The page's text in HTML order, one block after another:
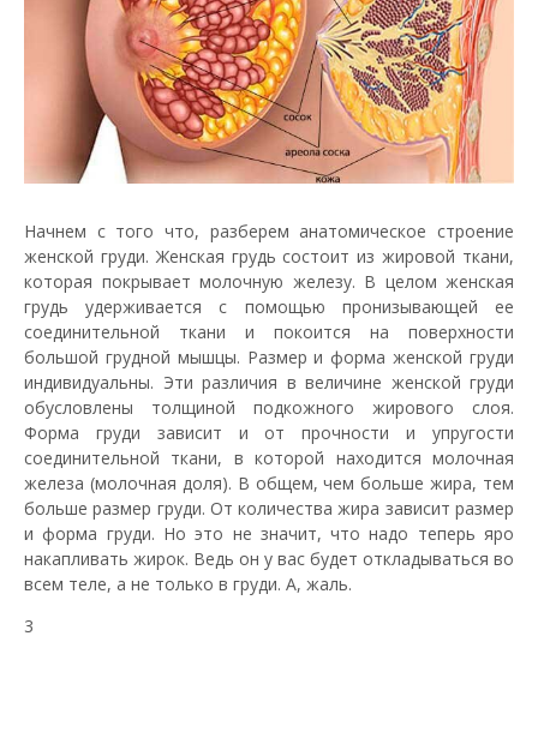
Начнем с того что, разберем анатомическое строение
женской груди. Женская грудь состоит из жировой ткани,
которая покрывает молочную железу. В целом женская
грудь удерживается с помощью пронизывающей ее
соединительной ткани и покоится на поверхности
большой грудной мышцы. Размер и форма женской груди
индивидуальны. Эти различия в величине женской груди
обусловлены толщиной подкожного жирового слоя.
Форма груди зависит и от прочности и упругости
соединительной ткани, в которой находится молочная
железа (молочная доля). В общем, чем больше жира, тем
больше размер груди. От количества жира зависит размер
и форма груди. Но это не значит, что надо теперь яро
накапливать жирок. Ведь он у вас будет откладываться во
всем теле, а не только в груди. А, жаль.
3